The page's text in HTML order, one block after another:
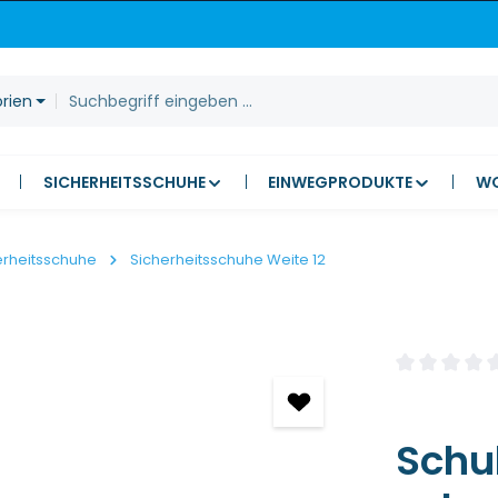
SICHERHEITSSCHUHE EINWEGPRODUKTE
Sicherheitsschuhe Weite 12